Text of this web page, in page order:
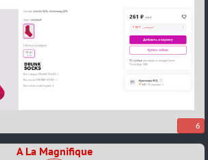
6
A La Magnifique